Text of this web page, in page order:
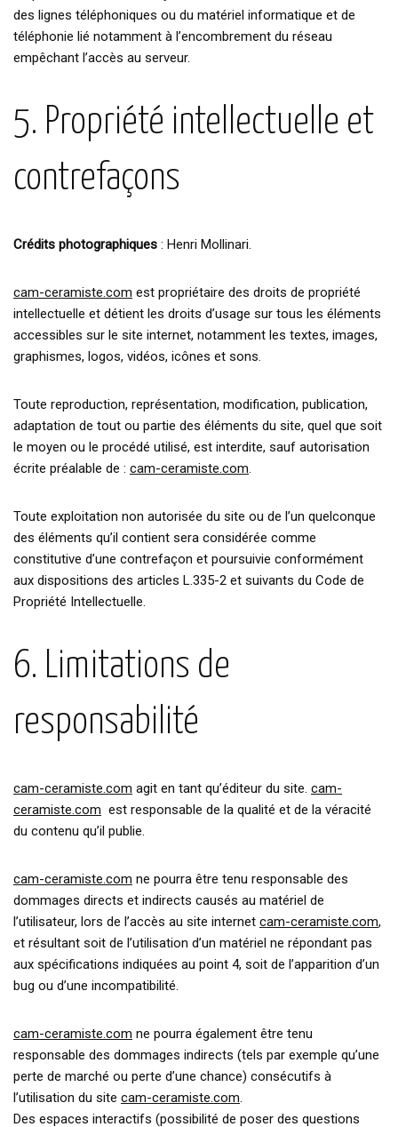
des lignes téléphoniques ou du matériel informatique et de
téléphonie lié notamment à l’encombrement du réseau
empêchant l’accès au serveur.
5. Propriété intellectuelle et
contrefaçons
Crédits photographiques : Henri Mollinari.
cam-ceramiste.com est propriétaire des droits de propriété
intellectuelle et détient les droits d’usage sur tous les éléments
accessibles sur le site internet, notamment les textes, images,
graphismes, logos, vidéos, icônes et sons.
Toute reproduction, représentation, modification, publication,
adaptation de tout ou partie des éléments du site, quel que soit
le moyen ou le procédé utilisé, est interdite, sauf autorisation
écrite préalable de : cam-ceramiste.com.
Toute exploitation non autorisée du site ou de l’un quelconque
des éléments qu’il contient sera considérée comme
constitutive d’une contrefaçon et poursuivie conformément
aux dispositions des articles L.335-2 et suivants du Code de
Propriété Intellectuelle.
6. Limitations de
responsabilité
cam-ceramiste.com agit en tant qu’éditeur du site. cam-
ceramiste.com est responsable de la qualité et de la véracité
du contenu qu’il publie.
cam-ceramiste.com ne pourra être tenu responsable des
dommages directs et indirects causés au matériel de
l’utilisateur, lors de l’accès au site internet cam-ceramiste.com,
et résultant soit de l’utilisation d’un matériel ne répondant pas
aux spécifications indiquées au point 4, soit de l’apparition d’un
bug ou d’une incompatibilité.
cam-ceramiste.com ne pourra également être tenu
responsable des dommages indirects (tels par exemple qu’une
perte de marché ou perte d’une chance) consécutifs à
l’utilisation du site cam-ceramiste.com.
Des espaces interactifs (possibilité de poser des questions